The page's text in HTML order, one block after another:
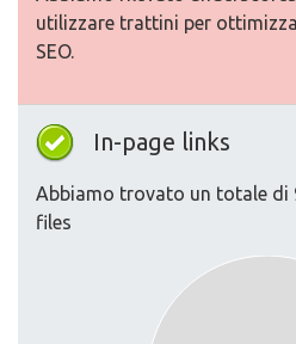
utilizzare trattini per
SEO.
In-page links
Abbiamo trovato un totale di
files